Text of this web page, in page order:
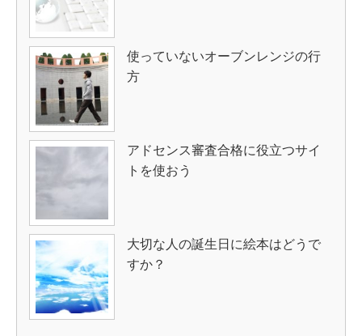
使っていないオーブンレンジの行
方
アドセンス審査合格に役立つサイ
トを使おう
大切な人の誕生日に絵本はどうで
すか？